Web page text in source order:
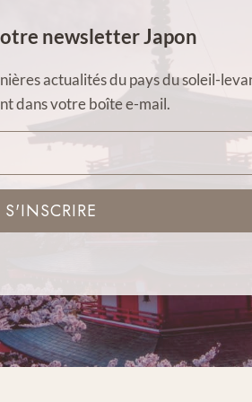
newsletter Japon
actualités du pays du soleil-
dans votre boîte e-mail.
S'INSCRIRE